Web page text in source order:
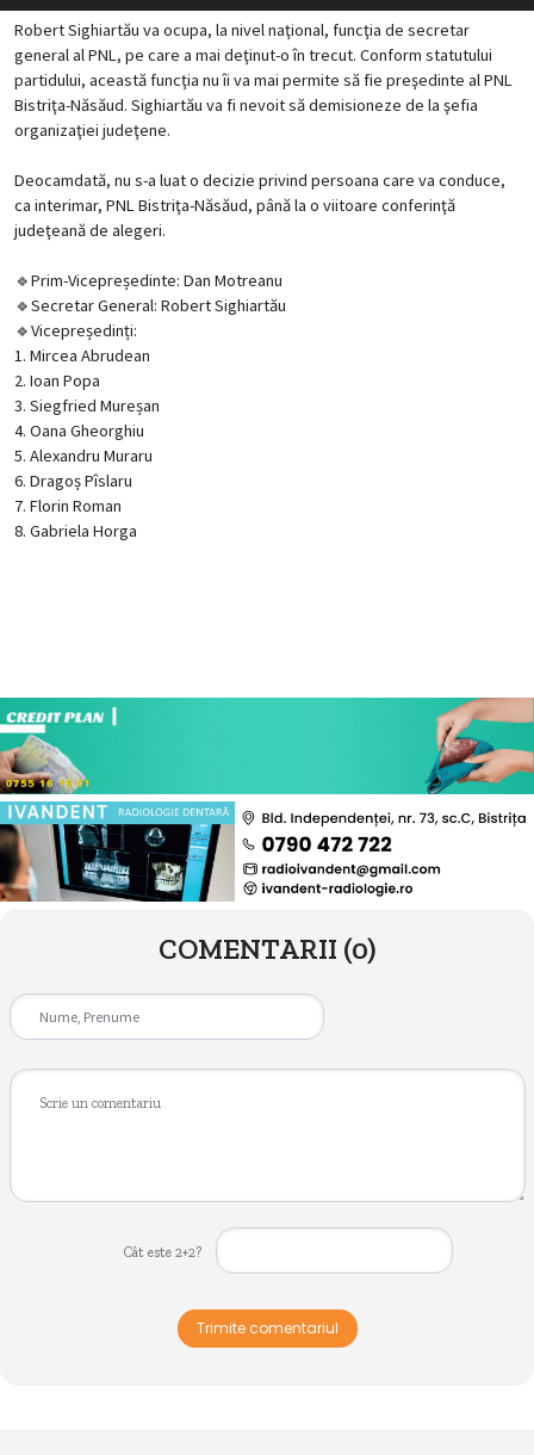
Robert Sighiartău va ocupa, la nivel naţional, funcţia de secretar
general al PNL, pe care a mai deţinut-o în trecut. Conform statutului
partidului, această funcţia nu îi va mai permite să fie preşedinte al PNL
Bistriţa-Năsăud. Sighiartău va fi nevoit să demisioneze de la şefia
organizaţiei judeţene.
Deocamdată, nu s-a luat o decizie privind persoana care va conduce,
ca interimar, PNL Bistriţa-Năsăud, până la o viitoare conferinţă
judeţeană de alegeri.
🔹Prim-Vicepreședinte: Dan Motreanu
🔹Secretar General: Robert Sighiartău
🔹Vicepreședinți:
1. Mircea Abrudean
2. Ioan Popa
3. Siegfried Mureșan
4. Oana Gheorghiu
5. Alexandru Muraru
6. Dragoș Pîslaru
7. Florin Roman
8. Gabriela Horga
COMENTARII (0)
Cât este 2+2?
Trimite comentariul